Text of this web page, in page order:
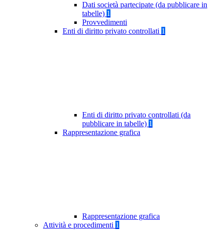
Dati società partecipate (da pubblicare in
tabelle) 1
Provvedimenti
Enti di diritto privato controllati 1
Enti di diritto privato controllati (da
pubblicare in tabelle) 1
Rappresentazione grafica
Rappresentazione grafica
Attività e procedimenti 1